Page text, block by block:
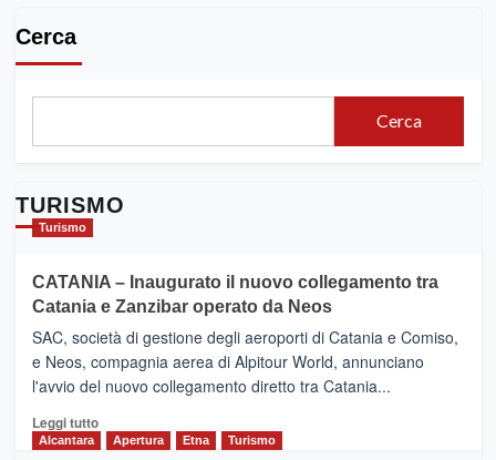
Cerca
Cerca
TURISMO
Turismo
CATANIA – Inaugurato il nuovo collegamento tra
Catania e Zanzibar operato da Neos
SAC, società di gestione degli aeroporti di Catania e Comiso,
e Neos, compagnia aerea di Alpitour World, annunciano
l'avvio del nuovo collegamento diretto tra Catania...
Leggi tuttoLeggi
Alcantara Apertura Etna Turismo